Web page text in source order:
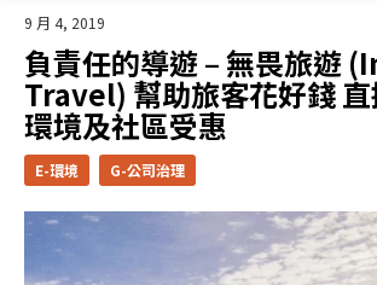
E-環境 G-公司治理
負責任的導遊 – 無畏旅遊
Travel) 幫助旅客花好錢
環境及社區受惠
9 月 4, 2019